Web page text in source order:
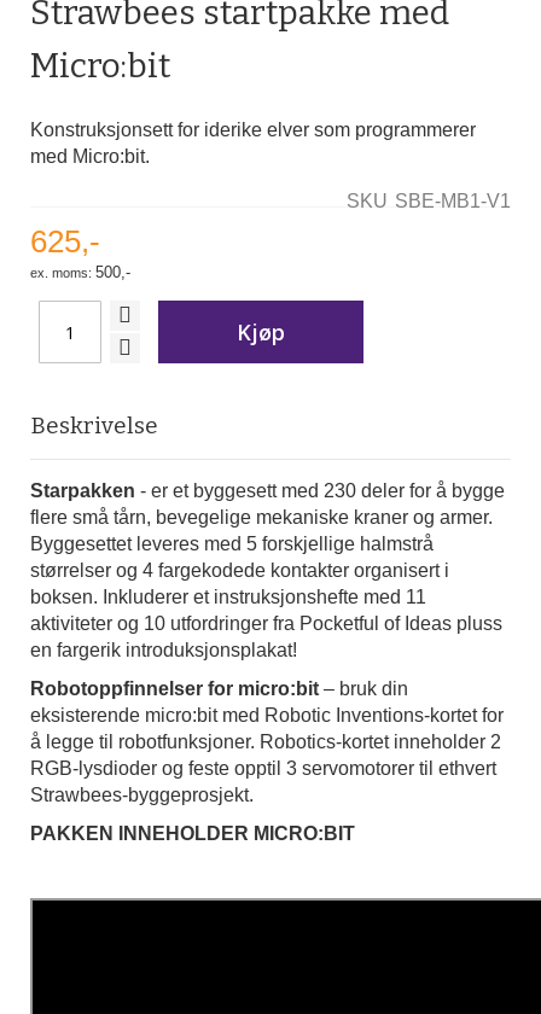
av
Strawbees startpakke med
Micro:bit
Konstruksjonsett for iderike elver som programmerer
med Micro:bit.
SKU SBE-MB1-V1
625,-
500,-
Kjøp
Beskrivelse
Starpakken - er et byggesett med 230 deler for å bygge
flere små tårn, bevegelige mekaniske kraner og armer.
Byggesettet leveres med 5 forskjellige halmstrå
størrelser og 4 fargekodede kontakter organisert i
boksen. Inkluderer et instruksjonshefte med 11
aktiviteter og 10 utfordringer fra Pocketful of Ideas pluss
en fargerik introduksjonsplakat!
Robotoppfinnelser for micro:bit – bruk din
eksisterende micro:bit med Robotic Inventions-kortet for
å legge til robotfunksjoner. Robotics-kortet inneholder 2
RGB-lysdioder og feste opptil 3 servomotorer til ethvert
Strawbees-byggeprosjekt.
PAKKEN INNEHOLDER MICRO:BIT